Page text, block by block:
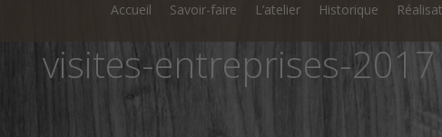
Accueil Savoir-faire L’atelier Historique
visites-entreprises-2017